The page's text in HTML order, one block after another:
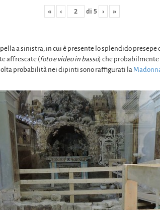
« ‹ di 5 › »
a sinistra, in cui è presente lo splendido
affrescate (foto e video in basso) che probabilmente
probabilità nei dipinti sono raffigurati la